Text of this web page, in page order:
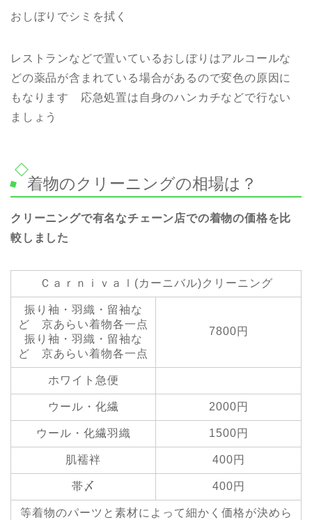
おしぼりでシミを拭く
レストランなどで置いているおしぼりはアルコールな
どの薬品が含まれている場合があるので変色の原因に
もなります 応急処置は自身のハンカチなどで行ない
ましょう
着物のクリーニングの相場は？
クリーニングで有名なチェーン店での着物の価格を比
較しました
Ｃａｒｎｉｖａｌ(カーニバル)クリーニング
振り袖・羽織・留袖な
ど 京あらい着物各一点
振り袖・羽織・留袖な
ど 京あらい着物各一点
7800円
ホワイト急便
ウール・化繊 2000円
ウール・化繊羽織 1500円
肌襦袢 400円
帯〆 400円
等着物のパーツと素材によって細かく価格が決めら